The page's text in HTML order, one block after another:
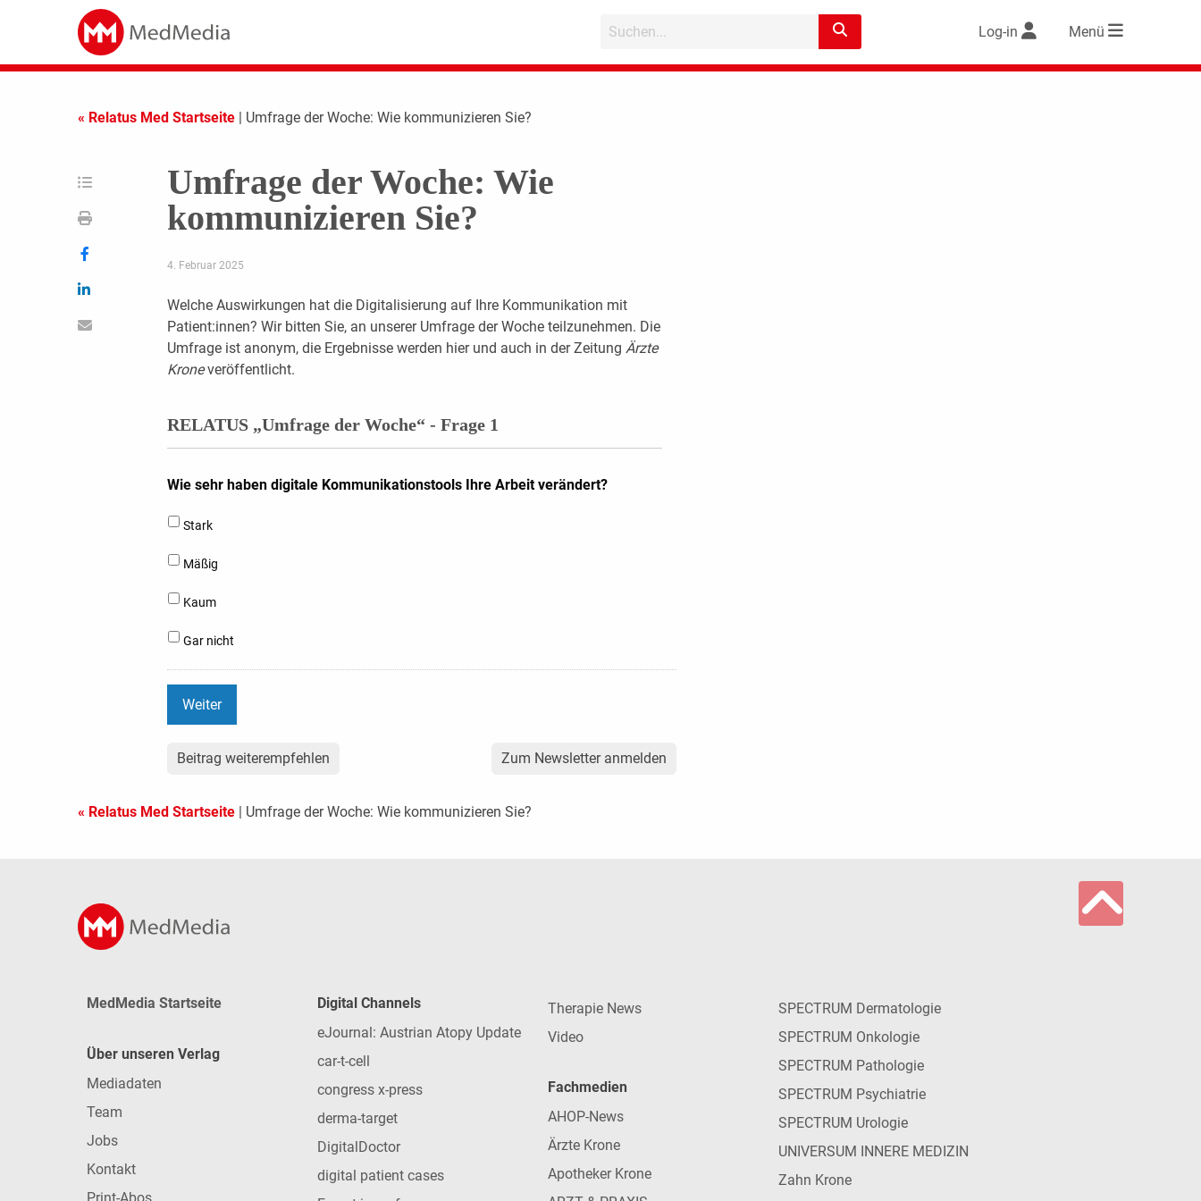
Log-in Menü
« Relatus Med Startseite | Umfrage der Woche: Wie kommunizieren Sie?
Umfrage der Woche: Wie
kommunizieren Sie?
4. Februar 2025
Welche Auswirkungen hat die Digitalisierung auf Ihre Kommunikation mit
Patient:innen? Wir bitten Sie, an unserer Umfrage der Woche teilzunehmen. Die
Umfrage ist anonym, die Ergebnisse werden hier und auch in der Zeitung Ärzte
Kroneveröffentlicht.
RELATUS „Umfrage der Woche“ - Frage 1
Wie sehr haben digitale Kommunikationstools Ihre Arbeit verändert?
Stark
Mäßig
Kaum
Gar nicht
Beitrag weiterempfehlen Zum Newsletter anmelden
« Relatus Med Startseite | Umfrage der Woche: Wie kommunizieren Sie?
MedMedia Startseite
Über unseren Verlag
Mediadaten
Team
Jobs
Kontakt
Digital Channels
eJournal: Austrian Atopy Update
car-t-cell
congress x-press
derma-target
DigitalDoctor
digital patient cases
Therapie News
Video
Fachmedien
AHOP-News
Ärzte Krone
Apotheker Krone
SPECTRUM Dermatologie
SPECTRUM Onkologie
SPECTRUM Pathologie
SPECTRUM Psychiatrie
SPECTRUM Urologie
UNIVERSUM INNERE MEDIZIN
Zahn Krone